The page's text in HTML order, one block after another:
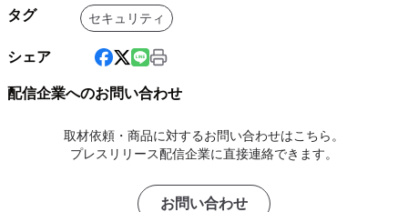
タグ セキュリティ
シェア
配信企業へのお問い合わせ
取材依頼・商品に対するお問い合わせはこちら。
プレスリリース配信企業に直接連絡できます。
お問い合わせ